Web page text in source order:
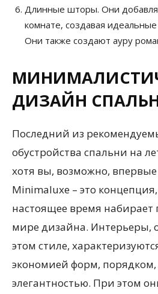
Длинные шторы. Они
комнате, создавая
Они также создают ауру
ДИЗАЙН
Последний из
обустройства спальни на
хотя вы, возможно,
Minimaluxe – это
настоящее время набирает
мире дизайна. Интерьеры,
этом стиле,
экономией форм,
элегантностью. При этом